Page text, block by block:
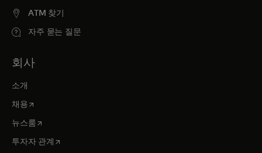
ATM 찾기
자주 묻는 질문
회사
소개
채용새 탭에서 열림
뉴스룸새 탭에서 열림
투자자 관계 새 탭에서 열림